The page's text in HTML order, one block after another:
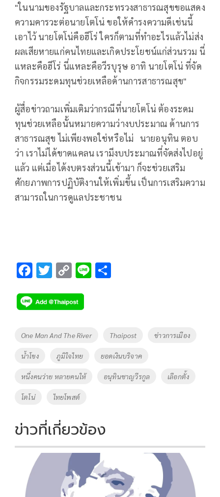
"ในนามของรัฐบาลและกระทรวงสาธารณสุขขอแสดง
ความคารวะต่อนายโตโน่ ขอให้ดำรงความดีเช่นนี้
เอาไว้ นายโตโน่คือฮีโร่ ใครก็ตามที่ทำอะไรแล้วไม่ส่ง
ผลเสียหายแก่คนไทยและเกิดประโยชน์แก่ส่วนรวม นี่
แหละคือฮีโร่ นี่แหละคือวีรบุรุษ อาทิ นายโตโน่ ที่จัด
กิจกรรมระดมทุนช่วยเหลือด้านการสาธารณสุข"
ผู้สื่อข่าวถามเพิ่มเติมว่ากรณีที่นายโตโน่ ต้องระดม
ทุนช่วยเหลือนั้นหมายความว่างบประมาณ ด้านการ
สาธารณสุข ไม่เพียงพอใช่หรือไม่ นายอนุทิน ตอบ
ว่า เราไม่ได้ขาดแคลน เรามีงบประมาณที่จัดส่งไปอยู่
แล้ว แต่เมื่อได้งบตรงส่วนนี้เข้ามา ก็จะช่วยเสริม
ศักยภาพการปฏิบัติงานให้เพิ่มขึ้น เป็นการเสริมความ
สามารถในการดูแลประชาชน
F
e
b
o
k
T
tt
er
C
p
y
Li
n
k
Li
Tags
One Man And The River Thaipost ข่าวการเมือง
น้ำโขง ภูมิใจไทย ยอดเงินบริจาค
หนึ่งคนว่าย หลายคนให้ อนุทินชาญวีรกูล เลือกตั้ง
โตโน่ ไทยโพสต์
ข่าวที่เกี่ยวข้อง